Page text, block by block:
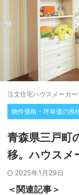
注⽂住宅ハウスメーカー
物件価格・坪単価の推
青森県三戸町
移。ハウスメ
2025年1月29日
＜関連記事＞